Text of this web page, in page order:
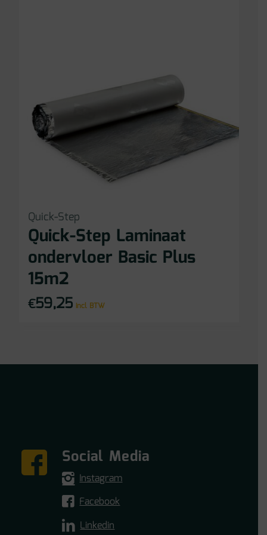
Quick-Step
Quick-Step Laminaat
ondervloer Basic Plus
15m2
€59,25 incl BTW
Social Media
Instagram
Facebook
Linkedin